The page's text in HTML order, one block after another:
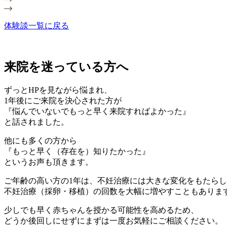
体験談一覧に戻る
来院を迷っている方へ
ずっとHPを見ながら悩まれ、
1年後にご来院を決心された方が
『悩んでいないでもっと早く来院すればよかった』
と話されました。
他にも多くの方から
『もっと早く（存在を）知りたかった』
というお声も頂きます。
ご年齢の高い方の1年は、不妊治療には大きな変化をもたらし
不妊治療（採卵・移植）の回数を大幅に増やすこともありま
少しでも早く赤ちゃんを授かる可能性を高めるため、
どうか後回しにせずにまずは一度お気軽にご相談ください。